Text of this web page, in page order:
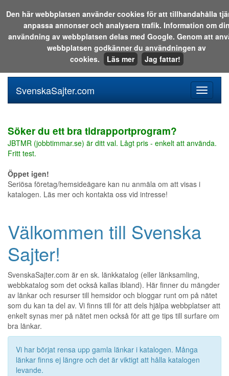
Sök i katalogen eller på webben:
meny
SvenskaSajter.com
Söker du ett bra tidrapportprogram?
JBTMR (jobbtimmar.se) är ditt val. Lågt pris - enkelt att använda.
Fritt test.
Öppet igen!
Seriösa företag/hemsideägare kan nu anmäla om att visas i
katalogen. Läs mer och kontakta oss vid intresse!
Välkommen till Svenska
Sajter!
SvenskaSajter.com är en sk. länkkatalog (eller länksamling,
webbkatalog som det också kallas ibland). Här finner du mängder
av länkar och resurser till hemsidor och bloggar runt om på nätet
som du kan ta del av. Vi finns till för att dels hjälpa webbplatser att
enkelt synas mer på nätet men också för att ge tips till surfare om
bra länkar.
Vi har börjat rensa upp gamla länkar i katalogen. Många
länkar finns ej längre och det är viktigt att hålla katalogen
levande.
Den här webbplatsen använder cookies för att tillhandahålla
anpassa annonser och analysera trafik. Information om
användning av webbplatsen delas med Google. Genom att
webbplatsen godkänner du användningen av
cookies.
Läs mer Jag fattar!